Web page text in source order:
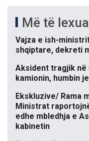
Më të
Vajza e ish-
shqiptare, dekreti
Aksident tragjik në
kamionin, humbin
Ekskluzive/ Rama
Ministrat
edhe mbledhja e
kabinetin